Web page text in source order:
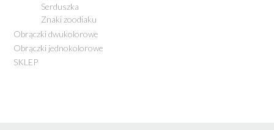
Serduszka
Znaki zoodiaku
Obrączki dwukolorowe
Obrączki jednokolorowe
SKLEP